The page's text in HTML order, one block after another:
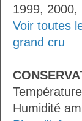
1999,
Voir toutes
grand cru
Humidité